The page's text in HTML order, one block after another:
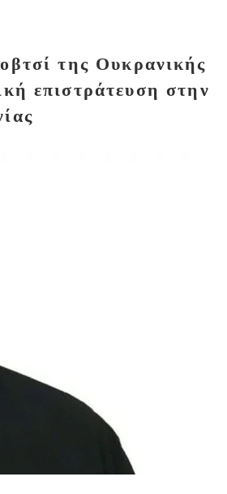
της Ουκρανικής
επιστράτευση στην